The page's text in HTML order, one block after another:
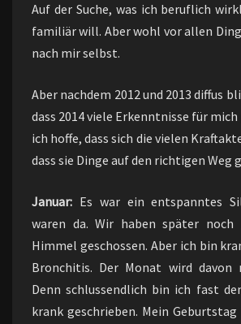
Auf der Suche, was ich beruflich
familiär will. Aber wohl vor allen
nach mir selbst.
Aber nachdem 2012 und 2013 diffus
dass 2014 viele Erkenntnisse für
ich hoffe, dass sich die vielen
dass sie Dinge auf den richtigen Weg
Januar: Es war ein entspanntes
waren da. Wir haben später noch
Himmel geschossen. Aber ich bin
Bronchitis. Der Monat wird davon
Denn schlussendlich bin ich fast
krank geschrieben. Mein